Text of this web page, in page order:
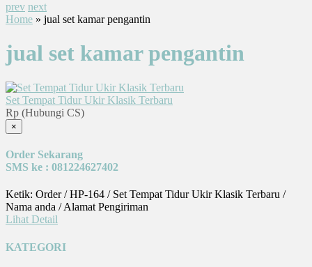
prev next
Home » jual set kamar pengantin
jual set kamar pengantin
Set Tempat Tidur Ukir Klasik Terbaru
Rp (Hubungi CS)
×
Order Sekarang
SMS ke : 081224627402
Ketik: Order / HP-164 / Set Tempat Tidur Ukir Klasik Terbaru /
Nama anda / Alamat Pengiriman
Lihat Detail
KATEGORI